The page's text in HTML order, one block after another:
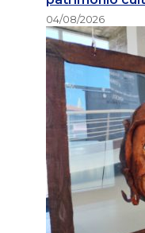
04/08/2026